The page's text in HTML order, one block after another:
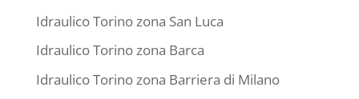
Idraulico Torino zona San Luca
Idraulico Torino zona Barca
Idraulico Torino zona Barriera di Milano